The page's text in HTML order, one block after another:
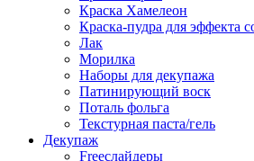
Краска Хамелеон
Краска-пудра для эффекта
Лак
Морилка
Наборы для декупажа
Патинирующий воск
Поталь фольга
Текстурная паста/гель
Декупаж
Freeслайдеры